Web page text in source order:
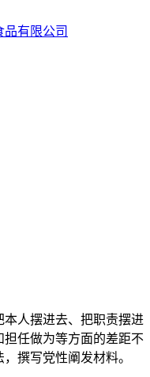
人摆进去、把职责摆进
任做为等方面的差距不
撰写党性阐发材料。